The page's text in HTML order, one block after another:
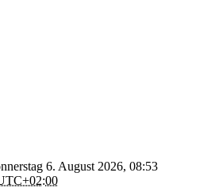
6. August 2026, 08:53